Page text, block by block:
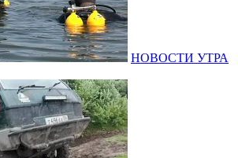
НОВОСТИ УТРА